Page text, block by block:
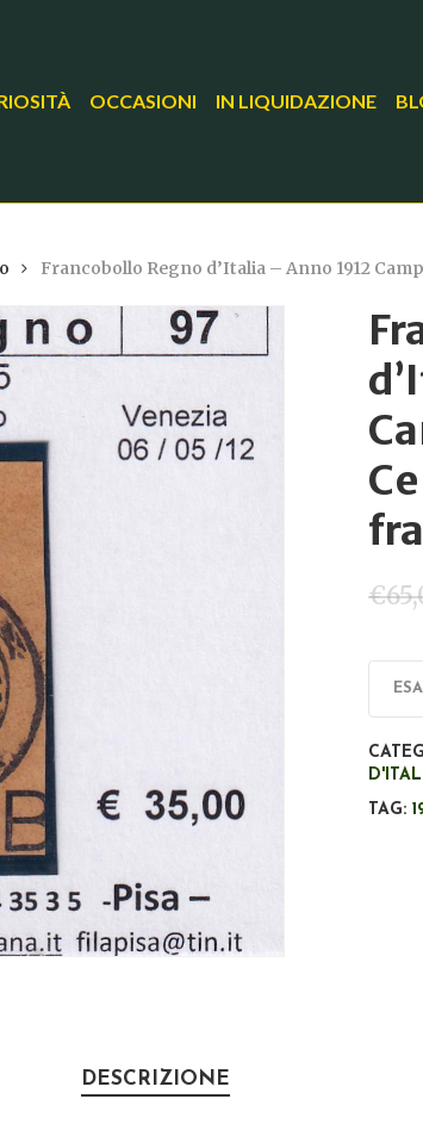
OCCASIONI IN LIQUIDAZIONE
Francobollo Regno d’Italia – Anno 1912
€
TAG:
DESCRIZIONE